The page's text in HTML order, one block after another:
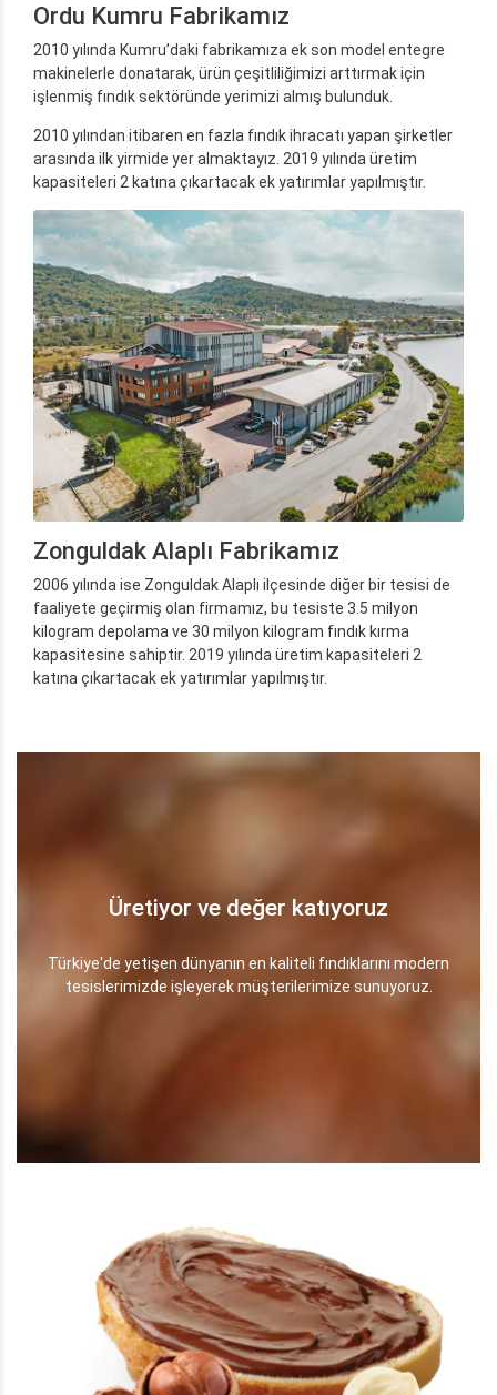
Ordu Kumru Fabrikamız
2010 yılında Kumru’daki fabrikamıza ek son model entegre
makinelerle donatarak, ürün çeşitliliğimizi arttırmak için
işlenmiş fındık sektöründe yerimizi almış bulunduk.
2010 yılından itibaren en fazla fındık ihracatı yapan şirketler
arasında ilk yirmide yer almaktayız. 2019 yılında üretim
kapasiteleri 2 katına çıkartacak ek yatırımlar yapılmıştır.
Zonguldak Alaplı Fabrikamız
2006 yılında ise Zonguldak Alaplı ilçesinde diğer bir tesisi de
faaliyete geçirmiş olan firmamız, bu tesiste 3.5 milyon
kilogram depolama ve 30 milyon kilogram fındık kırma
kapasitesine sahiptir. 2019 yılında üretim kapasiteleri 2
katına çıkartacak ek yatırımlar yapılmıştır.
Üretiyor ve değer katıyoruz
Türkiye'de yetişen dünyanın en kaliteli fındıklarını modern
tesislerimizde işleyerek müşterilerimize sunuyoruz.